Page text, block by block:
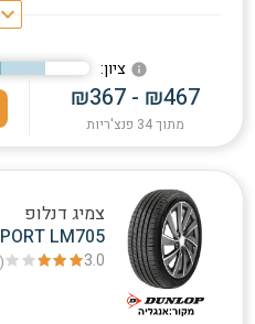
keyboard_arrow_down
:ציון info
₪367 - ₪467
מתוך 34 פנצ'ריות
צמיג דנלופ
LM705
3.0
(2